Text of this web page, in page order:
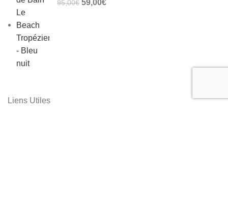
95,00€ Le prix initial était : 95,00€.
59,00€
Liens Utiles